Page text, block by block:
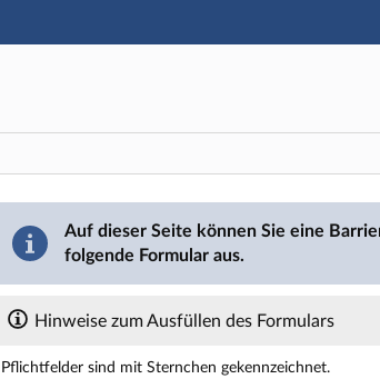
Auf dieser Seite können Sie eine
folgende Formular aus.
Hinweise zum Ausfüllen des Formulars
Pflichtfelder sind mit Sternchen gekennzeichnet.